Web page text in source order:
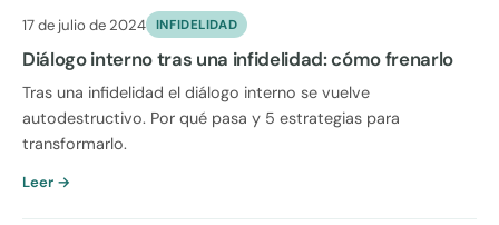
17 de julio de 2024 INFIDELIDAD
Diálogo interno tras una infidelidad: cómo frenarlo
Tras una infidelidad el diálogo interno se vuelve
autodestructivo. Por qué pasa y 5 estrategias para
transformarlo.
Leer →